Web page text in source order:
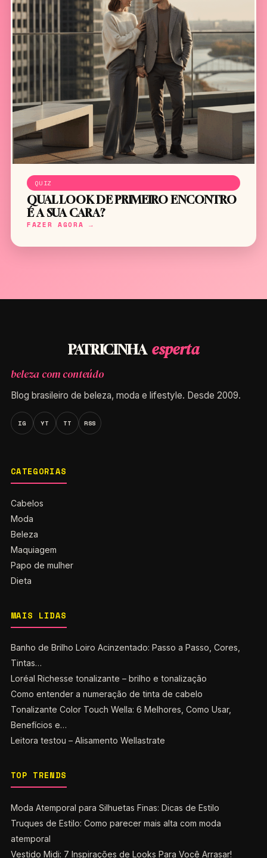
QUIZ
QUAL LOOK DE PRIMEIRO ENCONTRO
É A SUA CARA?
FAZER AGORA →
PATRICINHA esperta
beleza com conteúdo
Blog brasileiro de beleza, moda e lifestyle. Desde 2009.
IG YT TT RSS
CATEGORIAS
Cabelos
Moda
Beleza
Maquiagem
Papo de mulher
Dieta
MAIS LIDAS
Banho de Brilho Loiro Acinzentado: Passo a Passo, Cores,
Tintas…
Loréal Richesse tonalizante – brilho e tonalização
Como entender a numeração de tinta de cabelo
Tonalizante Color Touch Wella: 6 Melhores, Como Usar,
Benefícios e…
Leitora testou – Alisamento Wellastrate
TOP TRENDS
Moda Atemporal para Silhuetas Finas: Dicas de Estilo
Truques de Estilo: Como parecer mais alta com moda
atemporal
Vestido Midi: 7 Inspirações de Looks Para Você Arrasar!